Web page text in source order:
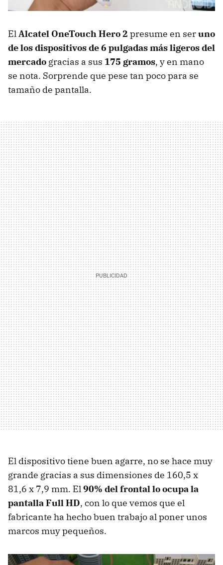
ElAlcatel OneTouch Hero 2 presume en seruno
de los dispositivos de 6 pulgadas más ligeros del
mercado gracias a sus 175 gramos, y en mano
se nota. Sorprende que pese tan poco para se
tamaño de pantalla.
El dispositivo tiene buen agarre, no se hace muy
grande gracias a sus dimensiones de 160,5 x
81,6 x 7,9 mm. El90% del frontal lo ocupa la
pantalla Full HD, con lo que vemos que el
fabricante ha hecho buen trabajo al poner unos
marcos muy pequeños.